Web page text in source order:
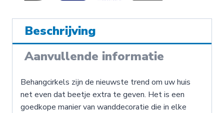
Steen
-
Behangcirkel
aantal
Beschrijving
Aanvullende informatie
Behangcirkels zijn de nieuwste trend om uw huis
net even dat beetje extra te geven. Het is een
goedkope manier van wanddecoratie die in elke